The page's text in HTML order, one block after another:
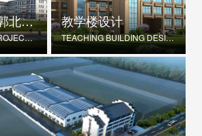
内江市东兴区郭北养老服务中心建设项目
CONSTRUCTION PROJECT OF GUOBEI ELDERLY SERVICE CENTER IN DONGXING DISTRICT, NEIJIANG CITY
教学楼设计
TEACHING BUILDING DESIGN